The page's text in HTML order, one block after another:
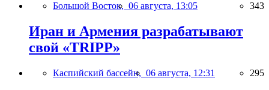
Большой Восток, 06 августа, 13:05 343
Иран и Армения разрабатывают
свой «TRIPP»
Каспийский бассейн, 06 августа, 12:31 295